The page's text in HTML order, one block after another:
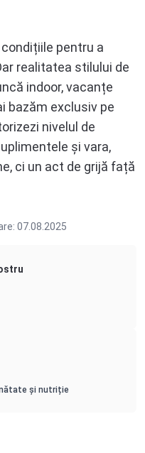
pentru a
realitatea stilului de
indoor, vacanțe
bazăm exclusiv pe
nivelul de
și vara,
ci un act de grijă față
07.08.2025
și nutriție